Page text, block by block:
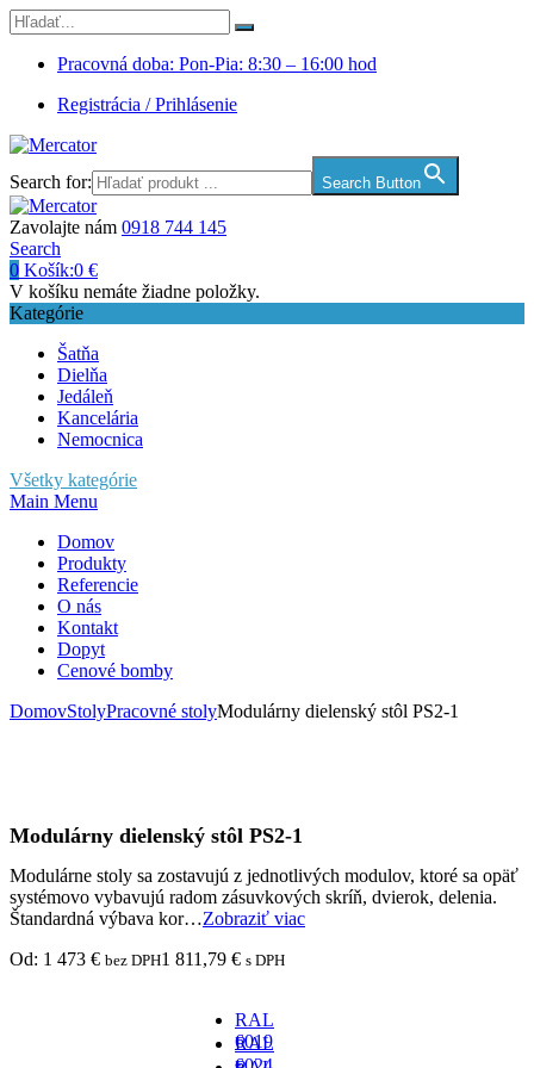
Pracovná doba: Pon-Pia: 8:30 – 16:00 hod
Registrácia / Prihlásenie
Search for: Search Button
Zavolajte nám 0918 744 145
Search
0 Košík:0 €
V košíku nemáte žiadne položky.
Kategórie
Šatňa
Dielňa
Jedáleň
Kancelária
Nemocnica
Všetky kategórie
Main Menu
Domov
Produkty
Referencie
O nás
Kontakt
Dopyt
Cenové bomby
DomovStolyPracovné stolyModulárny dielenský stôl PS2-1
Modulárny dielenský stôl PS2-1
Modulárne stoly sa zostavujú z jednotlivých modulov, ktoré sa opäť
systémovo vybavujú radom zásuvkových skríň, dvierok, delenia.
Štandardná výbava kor…Zobraziť viac
Od: 1 473 € bez DPH1 811,79 € s DPH
RAL
6019
-
RAL